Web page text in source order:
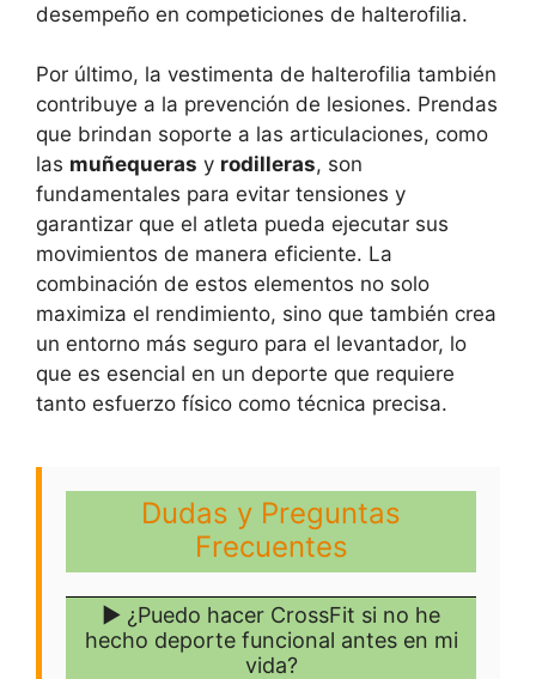
desempeño en competiciones de halterofilia.
Por último, la vestimenta de halterofilia también
contribuye a la prevención de lesiones. Prendas
que brindan soporte a las articulaciones, como
las muñequeras y rodilleras, son
fundamentales para evitar tensiones y
garantizar que el atleta pueda ejecutar sus
movimientos de manera eficiente. La
combinación de estos elementos no solo
maximiza el rendimiento, sino que también crea
un entorno más seguro para el levantador, lo
que es esencial en un deporte que requiere
tanto esfuerzo físico como técnica precisa.
Dudas y Preguntas
Frecuentes
▶ ¿Puedo hacer CrossFit si no he
hecho deporte funcional antes en mi
vida?